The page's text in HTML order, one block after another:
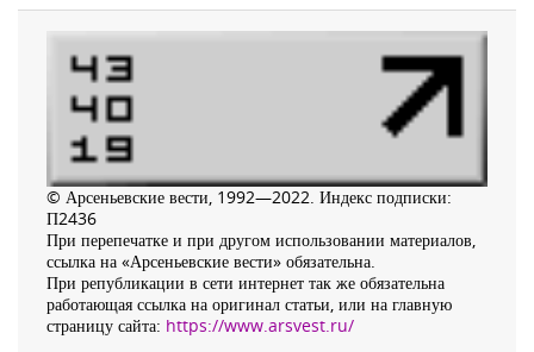
© Арсеньевские вести, 1992—2022. Индекс подписки:
П2436
При перепечатке и при другом использовании материалов,
ссылка на «Арсеньевские вести» обязательна.
При републикации в сети интернет так же обязательна
работающая ссылка на оригинал статьи, или на главную
страницу сайта: https://www.arsvest.ru/